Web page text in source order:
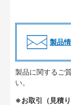
製品
製品に関するご
い。
※お取引（見積